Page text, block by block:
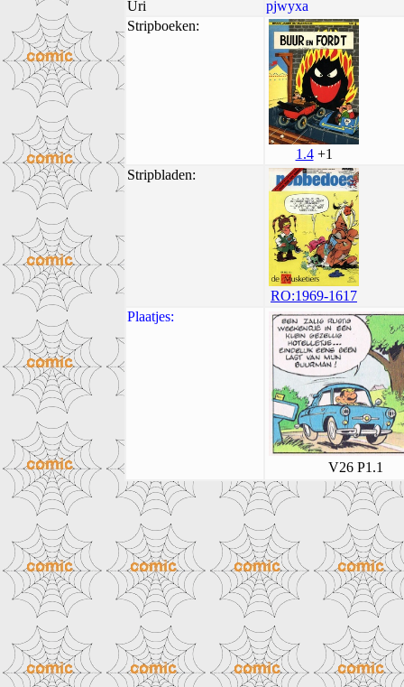
Uri
pjwyxa
Stripboeken:
1.4+1
Stripbladen:
RO:1969-1617
Plaatjes:
V26 P1.1